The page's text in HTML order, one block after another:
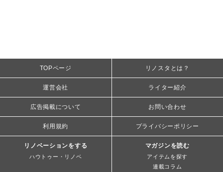
TOPページ リノスタとは？
運営会社 ライター紹介
広告掲載について お問い合わせ
利用規約 プライバシーポリシー
リノベーションをする
ハウトゥー・リノベ
マガジンを読む
アイテムを探す
連載コラム